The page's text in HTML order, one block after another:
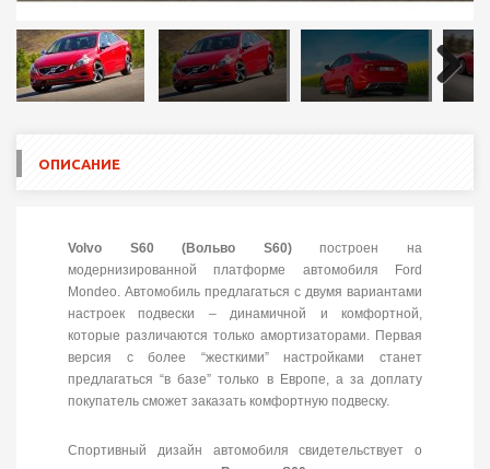
ОПИСАНИЕ
Volvo S60 (Вольво S60)построен на
модернизированной платформе автомобиля Ford
Mondeo. Автомобиль предлагаться с двумя вариантами
настроек подвески – динамичной и комфортной,
которые различаются только амортизаторами. Первая
версия с более “жесткими” настройками станет
предлагаться “в базе” только в Европе, а за доплату
покупатель сможет заказать комфортную подвеску.
Спортивный дизайн автомобиля свидетельствует о